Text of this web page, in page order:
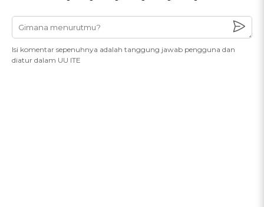
Isi komentar sepenuhnya adalah tanggung jawab pengguna dan
diatur dalam UU ITE